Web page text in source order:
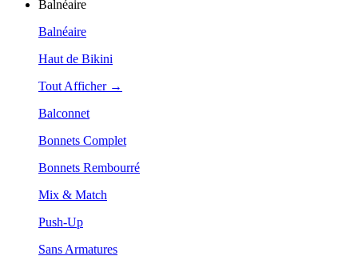
Balnéaire
Balnéaire
Haut de Bikini
Tout Afficher →
Balconnet
Bonnets Complet
Bonnets Rembourré
Mix & Match
Push-Up
Sans Armatures